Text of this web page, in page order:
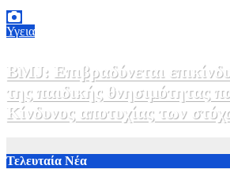
Υγεια
BMJ: Επιβραδύνεται
της παιδικής θνησιμότητας
Κίνδυνος αποτυχίας των
Τελευταία Νέα